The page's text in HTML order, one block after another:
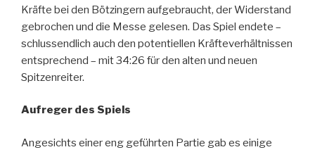
Kräfte bei den Bötzingern aufgebraucht, der Widerstand
gebrochen und die Messe gelesen. Das Spiel endete –
schlussendlich auch den potentiellen Kräfteverhältnissen
entsprechend – mit 34:26 für den alten und neuen
Spitzenreiter.
Aufreger des Spiels
Angesichts einer eng geführten Partie gab es einige